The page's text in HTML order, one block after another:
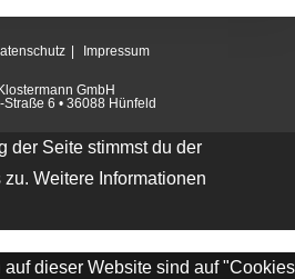
Impressum
GmbH
6 • 36088 Hünfeld
der Seite stimmst du der
zu. Weitere Informationen
dieser Website sind auf "Cookies